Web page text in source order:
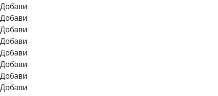
Добави
Добави
Добави
Добави
Добави
Добави
Добави
Добави